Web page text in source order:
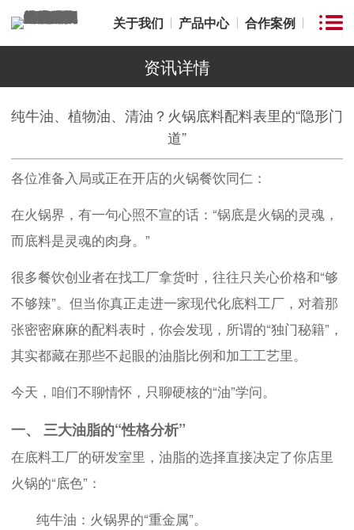
关于我们 产品中心 合作案例
资讯详情
纯牛油、植物油、清油？火锅底料配料表里的“隐形门
道”
各位准备入局或正在开店的火锅餐饮同仁：
在火锅界，有一句心照不宣的话：“锅底是火锅的灵魂，
而底料是灵魂的肉身。”
很多餐饮创业者在找工厂拿货时，往往只关心价格和“够
不够辣”。但当你真正走进一家现代化底料工厂，对着那
张密密麻麻的配料表时，你会发现，所谓的“独门秘籍”，
其实都藏在那些不起眼的油脂比例和加工工艺里。
今天，咱们不聊情怀，只聊硬核的“油”学问。
一、 三大油脂的“性格分析”
在底料工厂的研发室里，油脂的选择直接决定了你店里
火锅的“底色”：
纯牛油：火锅界的“重金属”。